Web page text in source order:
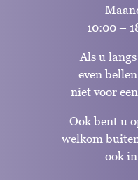
10:00 –
Als u
even
niet voor
Ook bent u
welkom
ook